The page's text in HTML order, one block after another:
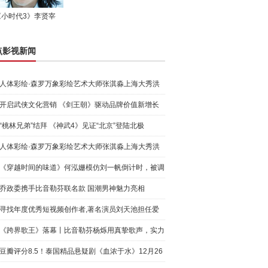
时代3》李贤宰
影视新闻
人体彩绘·森罗万象彩绘艺术大师张淇淼上海大秀洪
荒宇宙
开启武侠文化营销 《剑王朝》驱动品牌价值新增长
“桃林兄弟”结拜 《神武4》见证“北京”登陆北极
人体彩绘·森罗万象彩绘艺术大师张淇淼上海大秀洪
荒宇宙
《穿越时间的味道》何泓姗模仿刘一帆倒计时，被调
侃“学人
乔政委携手比音勒芬联名款 国潮男神魅力亮相
寻找年度优秀短视频创作者,著名演员刘天池担任爱
奇艺号"奇
《跨界歌王》落幕丨比音勒芬杨烁用真挚歌声，实力
圈粉!
豆瓣评分8.5！泰国精品悬疑剧《血浓于水》12月26